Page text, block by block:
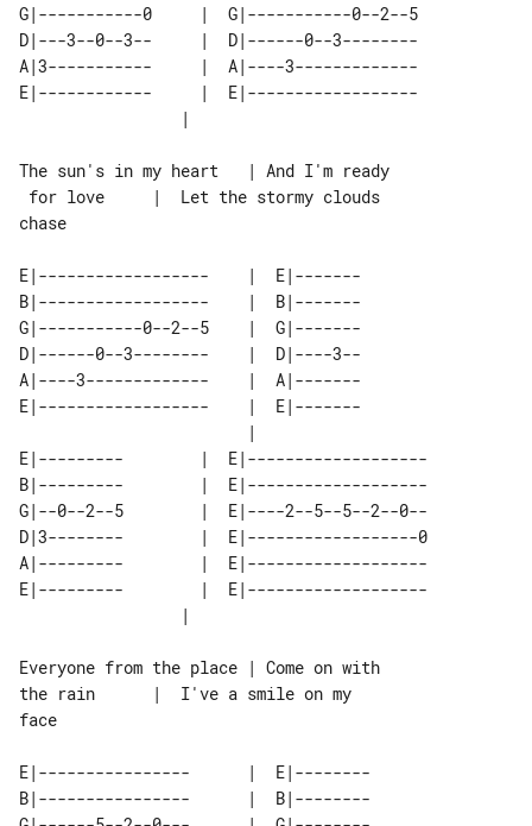
G|-----------0     |  G|-----------0--2--5
D|---3--0--3--     |  D|------0--3--------
A|3-----------     |  A|----3-------------
E|------------     |  E|------------------
The sun's in my heart   | And I'm ready
chase
E|------------------    |  E|-------
B|------------------    |  B|-------
G|-----------0--2--5    |  G|-------
D|------0--3--------    |  D|----3--
A|----3-------------    |  A|-------
E|------------------    |  E|-------
E|---------        |  E|-------------------
B|---------        |  E|-------------------
G|--0--2--5        |  E|----2--5--5--2--0--
D|3--------        |  E|------------------0
A|---------        |  E|-------------------
E|---------        |  E|-------------------
Everyone from the place | Come on with
the rain      |  I've a smile on my
face
E|----------------      |  E|--------
B|----------------      |  B|--------